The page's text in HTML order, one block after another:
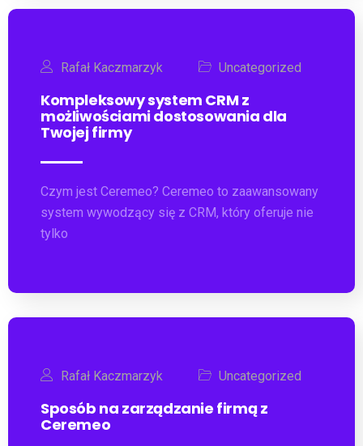
Rafał Kaczmarzyk Uncategorized
Kompleksowy system CRM z
możliwościami dostosowania dla
Twojej firmy
Czym jest Ceremeo? Ceremeo to zaawansowany
system wywodzący się z CRM, który oferuje nie
tylko
Rafał Kaczmarzyk Uncategorized
Sposób na zarządzanie firmą z
Ceremeo